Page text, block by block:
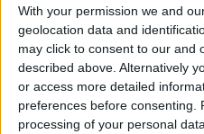
With your permission we and
geolocation data and
may click to consent to our and
described above. Alternatively
or access more detailed
preferences before consenting.
processing of your personal
contemporaneo in
indipendentemente da
investire o meno in